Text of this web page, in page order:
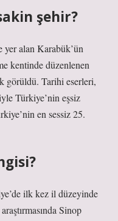
şehir?
alan Karabük’ün
kentinde düzenlenen
görüldü. Tarihi eserleri,
Türkiye’nin eşsiz
en sessiz 25.
ilk kez il düzeyinde
Sinop